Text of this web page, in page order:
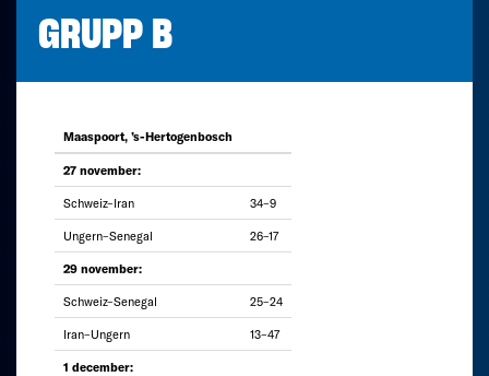
GRUPP B
Maaspoort, ’s-Hertogenbosch
27 november:
Schweiz–Iran 34–9
Ungern–Senegal 26–17
29 november:
Schweiz–Senegal 25–24
Iran–Ungern 13–47
1 december: